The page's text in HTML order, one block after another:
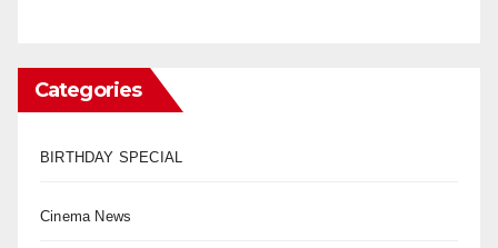
Categories
BIRTHDAY SPECIAL
Cinema News